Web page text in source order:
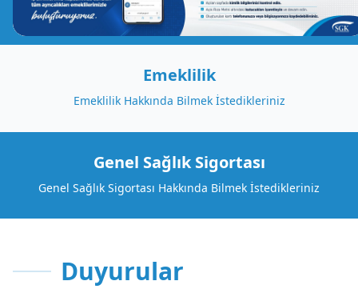
Çalışan ve İşveren Hakkında Bilmek İstedikleriniz
Emeklilik
Emeklilik Hakkında Bilmek İstedikleriniz
Genel Sağlık Sigortası
Genel Sağlık Sigortası Hakkında Bilmek İstedikleriniz
Duyurular